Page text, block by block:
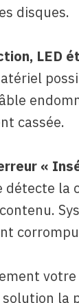
disques.
LED
cassée.
«
détecte la
corrompu
la